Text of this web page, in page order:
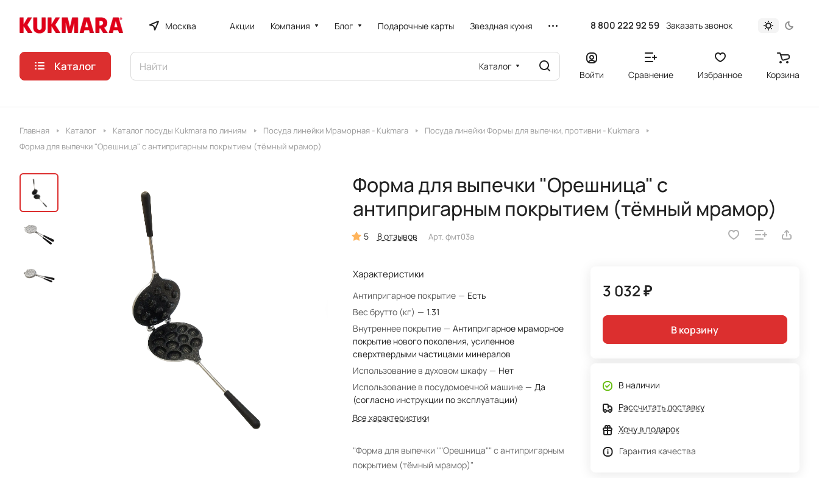
Москва Акции Компания Блог Подарочные карты Звездная кухня 8 800 222 92 59 Заказать звонок
Каталог Каталог
Войти Сравнение Избранное Корзина
Главная Каталог Каталог посуды Kukmara по линиям Посуда линейки Мраморная - Kukmara
Посуда линейки Формы для выпечки, противни - Kukmara
Форма для выпечки "Орешница" с антипригарным покрытием (тёмный мрамор)
Форма для выпечки "Орешница" с
антипригарным покрытием (тёмный мрамор)
5 8 отзывов Арт. фмт03а
Характеристики
Антипригарное покрытие — Есть
Вес брутто (кг) — 1.31
Внутреннее покрытие — Антипригарное мраморное
покрытие нового поколения, усиленное
сверхтвердыми частицами минералов
Использование в духовом шкафу — Нет
Использование в посудомоечной машине — Да
(согласно инструкции по эксплуатации)
Все характеристики
"Форма для выпечки ""Орешница"" с антипригарным
покрытием (тёмный мрамор)"
3 032 ₽
В корзину
В наличии
Рассчитать доставку
Хочу в подарок
Гарантия качества